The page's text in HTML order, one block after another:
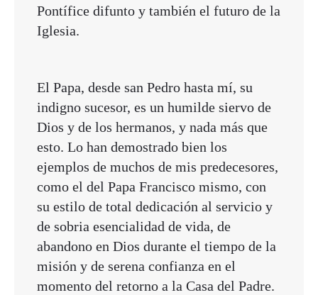
Pontífice difunto y también el futuro de la
Iglesia.
El Papa, desde san Pedro hasta mí, su
indigno sucesor, es un humilde siervo de
Dios y de los hermanos, y nada más que
esto. Lo han demostrado bien los
ejemplos de muchos de mis predecesores,
como el del Papa Francisco mismo, con
su estilo de total dedicación al servicio y
de sobria esencialidad de vida, de
abandono en Dios durante el tiempo de la
misión y de serena confianza en el
momento del retorno a la Casa del Padre.